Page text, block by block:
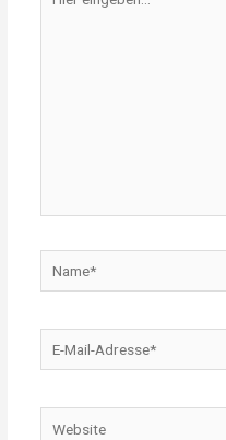
eingeben…
Mail-
Website